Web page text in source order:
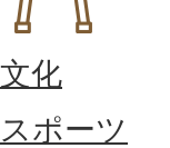
文化
スポーツ